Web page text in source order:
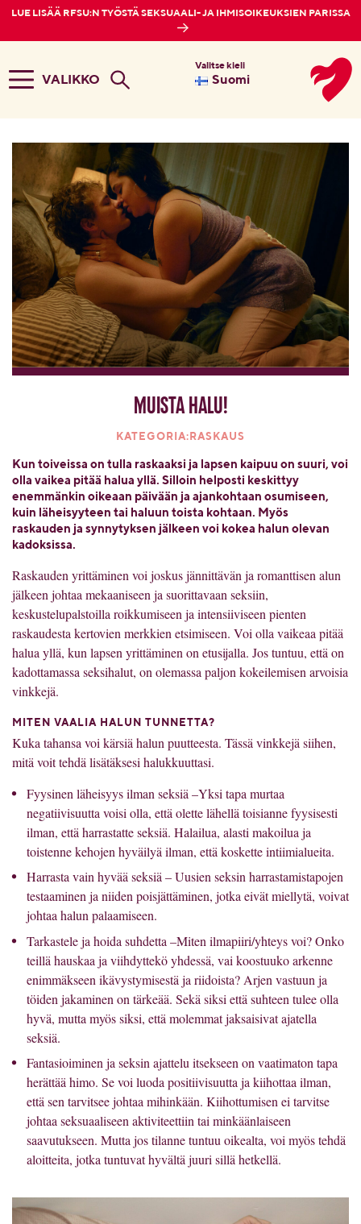
LUE LISÄÄ RFSU:N TYÖSTÄ SEKSUAALI- JA IHMISOIKEUKSIEN PARISSA
VALIKKO
Valitse kieli
Suomi
Muista halu!
KATEGORIA:RASKAUS
Kun toiveissa on tulla raskaaksi ja lapsen kaipuu on suuri, voi
olla vaikea pitää halua yllä. Silloin helposti keskittyy
enemmänkin oikeaan päivään ja ajankohtaan osumiseen,
kuin läheisyyteen tai haluun toista kohtaan. Myös
raskauden ja synnytyksen jälkeen voi kokea halun olevan
kadoksissa.
Raskauden yrittäminen voi joskus jännittävän ja romanttisen alun
jälkeen johtaa mekaaniseen ja suorittavaan seksiin,
keskustelupalstoilla roikkumiseen ja intensiiviseen pienten
raskaudesta kertovien merkkien etsimiseen. Voi olla vaikeaa pitää
halua yllä, kun lapsen yrittäminen on etusijalla. Jos tuntuu, että on
kadottamassa seksihalut, on olemassa paljon kokeilemisen arvoisia
vinkkejä.
MITEN VAALIA HALUN TUNNETTA?
Kuka tahansa voi kärsiä halun puutteesta. Tässä vinkkejä siihen,
mitä voit tehdä lisätäksesi halukkuuttasi.
Fyysinen läheisyys ilman seksiä –Yksi tapa murtaa
negatiivisuutta voisi olla, että olette lähellä toisianne fyysisesti
ilman, että harrastatte seksiä. Halailua, alasti makoilua ja
toistenne kehojen hyväilyä ilman, että koskette intiimialueita.
Harrasta vain hyvää seksiä – Uusien seksin harrastamistapojen
testaaminen ja niiden poisjättäminen, jotka eivät miellytä, voivat
johtaa halun palaamiseen.
Tarkastele ja hoida suhdetta –Miten ilmapiiri/yhteys voi? Onko
teillä hauskaa ja viihdyttekö yhdessä, vai koostuuko arkenne
enimmäkseen ikävystymisestä ja riidoista? Arjen vastuun ja
töiden jakaminen on tärkeää. Sekä siksi että suhteen tulee olla
hyvä, mutta myös siksi, että molemmat jaksaisivat ajatella
seksiä.
Fantasioiminen ja seksin ajattelu itsekseen on vaatimaton tapa
herättää himo. Se voi luoda positiivisuutta ja kiihottaa ilman,
että sen tarvitsee johtaa mihinkään. Kiihottumisen ei tarvitse
johtaa seksuaaliseen aktiviteettiin tai minkäänlaiseen
saavutukseen. Mutta jos tilanne tuntuu oikealta, voi myös tehdä
aloitteita, jotka tuntuvat hyvältä juuri sillä hetkellä.